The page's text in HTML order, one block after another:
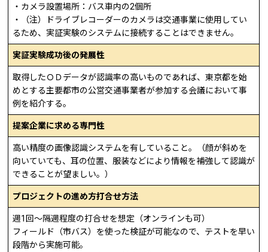
・カメラ設置場所：バス車内の2個所
・（注）ドライブレコーダーのカメラは交通事業に使用してい
るため、実証実験のシステムに接続することはできません。
実証実験成功後の発展性
取得したＯＤデータが認識率の高いものであれば、東京都を始
めとする主要都市の公営交通事業者が参加する会議において事
例を紹介する。
提案企業に求める専門性
高い精度の画像認識システムを有していること。（顔が斜めを
向いていても、耳の位置、服装などにより情報を補強して認識が
できることが望ましい。）
プロジェクトの進め方打合せ方法
週1回〜隔週程度の打合せを想定（オンラインも可）
フィールド（市バス）を使った検証が可能なので、テストを早い
段階から実施可能。